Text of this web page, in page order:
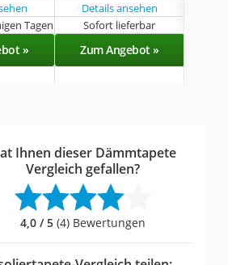
Details ansehen
Tagen Sofort lieferbar
» Zum Angebot »
Ihnen dieser Dämmtapete
Vergleich gefallen?
4,0 / 5 (4) Bewertungen